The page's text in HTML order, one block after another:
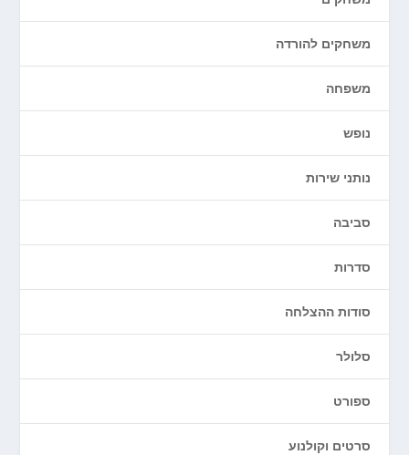
משחקים להורדה
משפחה
נופש
נותני שירות
סביבה
סדרות
סודות ההצלחה
סלולר
ספורט
סרטים וקולנוע